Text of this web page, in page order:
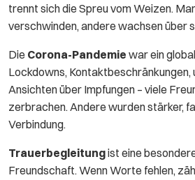
trennt sich die Spreu vom Weizen.
verschwinden, andere wachsen über
Die Corona-Pandemie war ein
Lockdowns,
Ansichten über Impfungen – viele
zerbrachen. Andere wurden stärker,
Verbindung.
Trauerbegleitungist eine
Freundschaft. Wenn Worte fehlen,